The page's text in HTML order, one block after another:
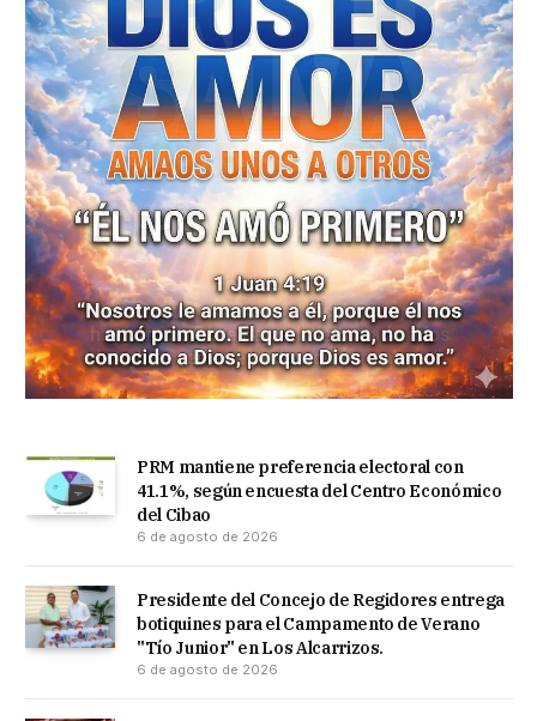
PRM mantiene preferencia electoral con
41.1%, según encuesta del Centro Económico
del Cibao
6 de agosto de 2026
Presidente del Concejo de Regidores entrega
botiquines para el Campamento de Verano
"Tío Junior" en Los Alcarrizos.
6 de agosto de 2026